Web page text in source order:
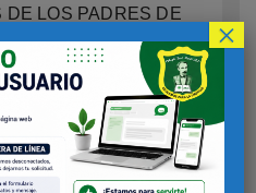
DE LOS PADRES DE
DELITOS
12
– EVALUACIÓN
×